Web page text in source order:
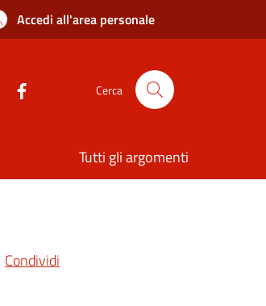
Accedi all'area personale
Cerca
Tutti gli argomenti
Condividi